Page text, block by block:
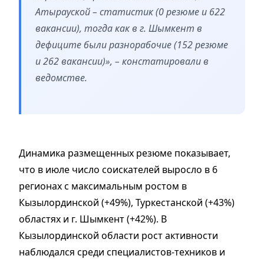
Атырауской – статистик (0 резюме и 622
вакансии), тогда как в г. Шымкент в
дефиците были разнорабочие (152 резюме
и 262 вакансии)», – констатировали в
ведомстве.
Динамика размещенных резюме показывает,
что в июле число соискателей выросло в 6
регионах с максимальным ростом в
Кызылординской (+49%), Туркестанской (+43%)
областях и г. Шымкент (+42%). В
Кызылординской области рост активности
наблюдался среди специалистов-техников и